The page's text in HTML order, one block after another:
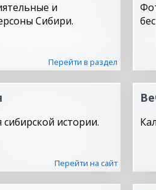
и
Сибири.
Перейти в раздел
истории.
Перейти на сайт